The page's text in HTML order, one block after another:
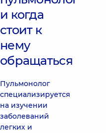
и когда
стоит к
нему
обращаться
Пульмонолог
специализируется
на изучении
заболеваний
легких и